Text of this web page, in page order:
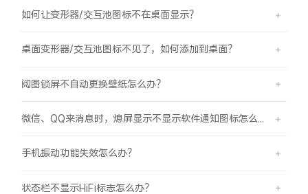
如何让变形器/交互池图标不在桌面显示？
桌面变形器/交互池图标不见了，如何添加到桌面？
阅图锁屏不自动更换壁纸怎么办？
手机振动功能失效怎么办？
状态栏不显示HiFi标志怎么办？